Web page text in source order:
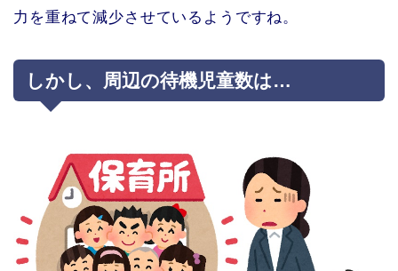
力を重ねて減少させているようですね。
しかし、周辺の待機児童数は…